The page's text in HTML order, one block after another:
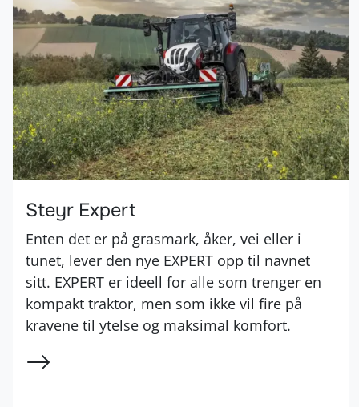
Steyr Expert
Enten det er på grasmark, åker, vei eller i
tunet, lever den nye EXPERT opp til navnet
sitt. EXPERT er ideell for alle som trenger en
kompakt traktor, men som ikke vil fire på
kravene til ytelse og maksimal komfort.